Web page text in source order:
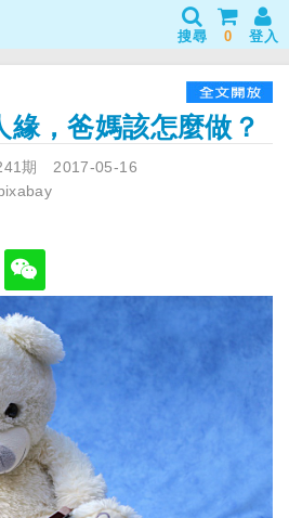
搜尋 0 登入
緣，爸媽該怎麼做？
期 2017-05-16